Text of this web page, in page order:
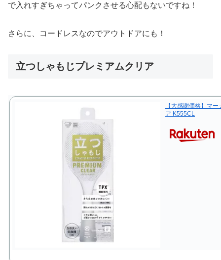
で入れすぎちゃってパンクさせる心配もないですね！
さらに、コードレスなのでアウトドアにも！
立つしゃもじプレミアムクリア
【大感謝価格】マ
ア K555CL